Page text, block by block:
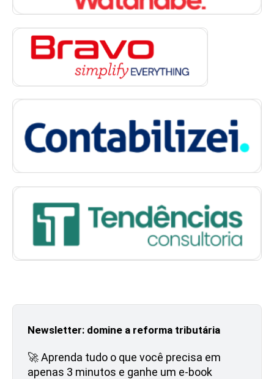
Newsletter: domine a reforma tributária
🚀 Aprenda tudo o que você precisa em
apenas 3 minutos e ganhe um e-book